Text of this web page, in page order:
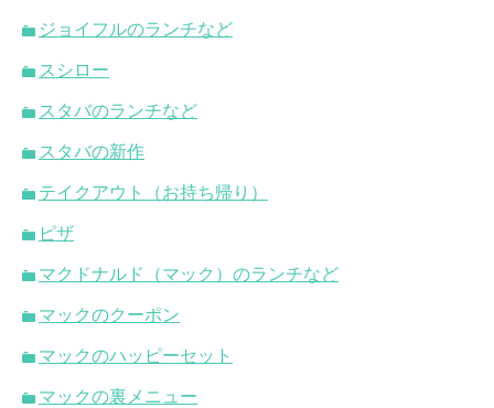
ジョイフルのランチなど
スシロー
スタバのランチなど
スタバの新作
テイクアウト（お持ち帰り）
ピザ
マクドナルド（マック）のランチなど
マックのクーポン
マックのハッピーセット
マックの裏メニュー